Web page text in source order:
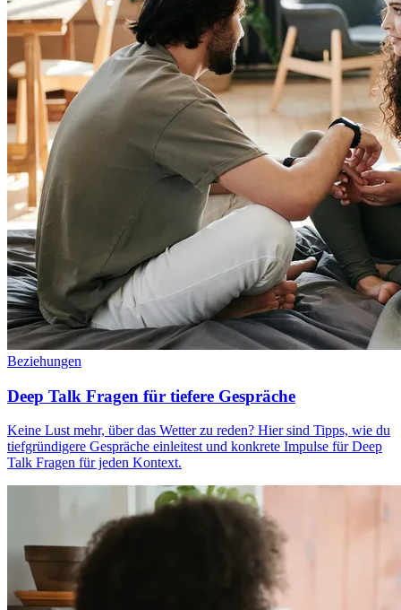
Beziehungen
Deep Talk Fragen für tiefere Gespräche
Keine Lust mehr, über das Wetter zu reden? Hier sind Tipps, wie du
tiefgründigere Gespräche einleitest und konkrete Impulse für Deep
Talk Fragen für jeden Kontext.